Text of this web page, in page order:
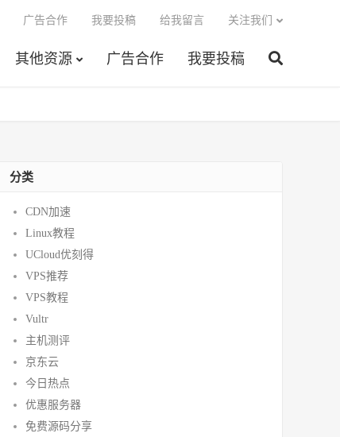
其他资源 广告合作 我要投稿
广告合作 我要投稿 给我留言 关注我们
分类
CDN加速
Linux教程
UCloud优刻得
VPS推荐
VPS教程
Vultr
主机测评
京东云
今日热点
优惠服务器
免费源码分享